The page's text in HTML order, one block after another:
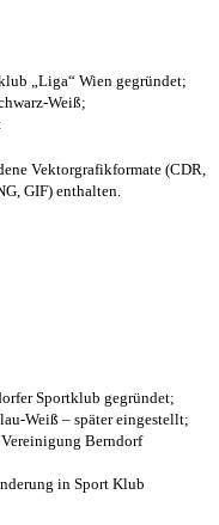
„Liga“ Wien gegründet;
Weiß;
Vektorgrafikformate (CDR,
GIF) enthalten.
Sportklub gegründet;
Weiß – später eingestellt;
Berndorf
in Sport Klub